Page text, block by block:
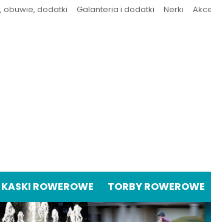
obuwie, dodatki Galanteria i dodatki Nerki
KASKI ROWEROWE TORBY ROWEROWE